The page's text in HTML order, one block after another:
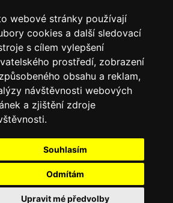
webové stránky používají
cookies a další sledovací
s cílem vylepšení
prostředí, zobrazení
obsahu a reklam,
návštěvnosti webových
a zjištění zdroje
Souhlasím
Odmítám
Upravit mé předvolby
Zjišťovat a zajišťovat životní
prostředí malých komunit tak,
pobytového zařízení, jejich
přirozeně, v klidu, trpělivě a s
prostředí.
údajů (GDPR)
přístupnosti